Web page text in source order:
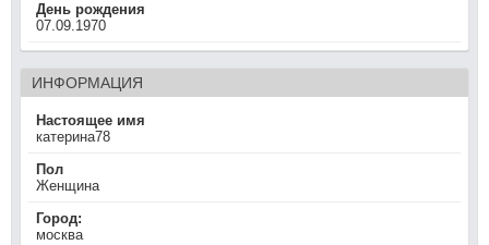
День рождения
07.09.1970
ИНФОРМАЦИЯ
Настоящее имя
катерина78
Пол
Женщина
Город:
москва